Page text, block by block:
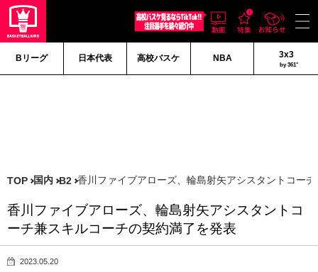
Bリーグ 日本代表 高校バスケ NBA 3x3
by 361°
TOP 国内 B2 香川ファイブアローズ、輪島射矢アシスタントコー
香川ファイブアローズ、輪島射矢アシスタントコ
ーチ兼スキルコーチの契約満了を発表
2023.05.20